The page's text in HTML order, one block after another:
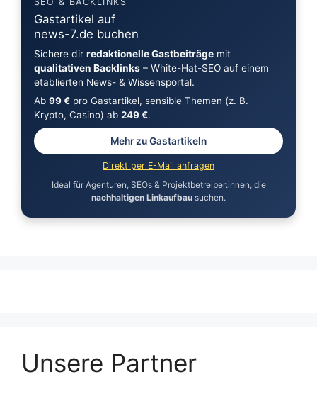
Gastartikel auf
news-7.de buchen
Sichere dir redaktionelle Gastbeiträgemit
qualitativen Backlinks– White-Hat-SEO auf einem
etablierten News- & Wissensportal.
Ab 99 €pro Gastartikel, sensible Themen (z. B.
Krypto, Casino) ab 249 €.
Mehr zu Gastartikeln
Direkt per E-Mail anfragen
Ideal für Agenturen, SEOs & Projektbetreiber:innen, die
nachhaltigen Linkaufbau suchen.
Unsere Partner